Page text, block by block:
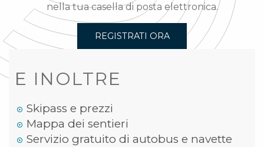
nella tua casella di posta elettronica.
REGISTRATI ORA
E INOLTRE
Skipass e prezzi
Mappa dei sentieri
Servizio gratuito di autobus e navette